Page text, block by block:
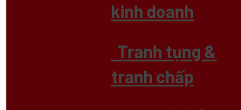
kinh doanh
Tranh tụng &
tranh chấp